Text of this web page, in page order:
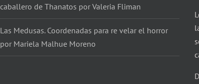
caballero de Thanatos por Valeria Fliman
Las Medusas. Coordenadas para re velar el horror
por Mariela Malhue Moreno